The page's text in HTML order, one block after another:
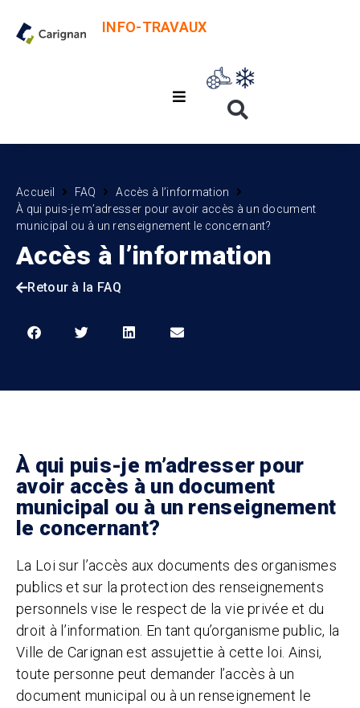
INFO-TRAVAUX
Accueil FAQ
Accès à l’information
À qui puis-je m’adresser pour avoir accès à un document
municipal ou à un renseignement le concernant?
Accès à l’information
Retour à la FAQ
À qui puis-je m’adresser pour
avoir accès à un document
municipal ou à un renseignement
le concernant?
La Loi sur l’accès aux documents des organismes
publics et sur la protection des renseignements
personnels vise le respect de la vie privée et du
droit à l’information. En tant qu’organisme public, la
Ville de Carignan est assujettie à cette loi. Ainsi,
toute personne peut demander l’accès à un
document municipal ou à un renseignement le